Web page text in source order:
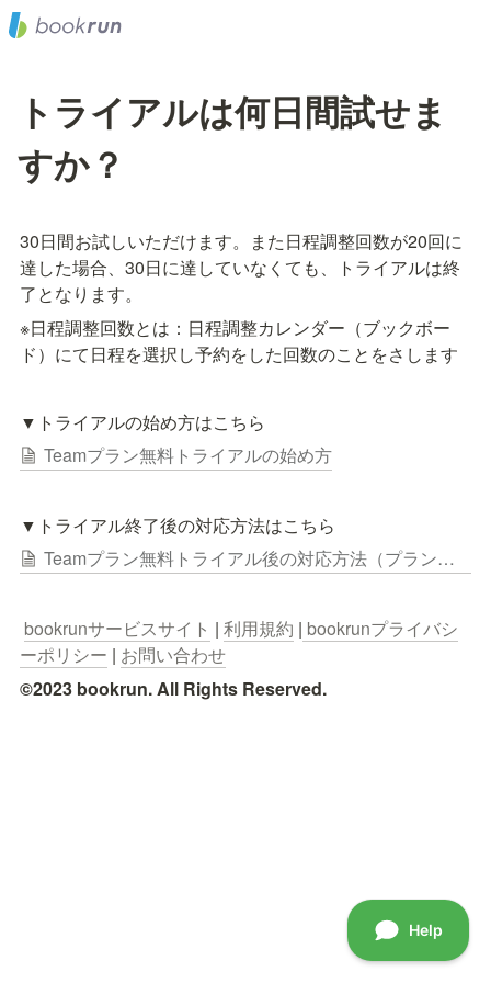
トライアルは何日間試せま
すか？
30日間お試しいただけます。また日程調整回数が20回に
達した場合、30日に達していなくても、トライアルは終
※日程調整回数とは：日程調整カレンダー（ブックボー
ド）にて日程を選択し予約をした回数のことをさします
▼トライアルの始め方はこちら
Teamプラン無料トライアルの始め方
▼トライアル終了後の対応方法はこちら
Teamプラン無料トライアル後の対応方法（プラン変更/解約等）
bookrunサービスサイト | 利用規約 | bookrunプライバシ
ーポリシー | お問い合わせ
©2023 bookrun. All Rights Reserved.